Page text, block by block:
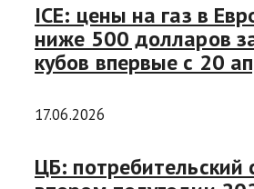
ICE: цены на газ в
ниже 500 долларов
кубов впервые с 20
17.06.2026
ЦБ: потребительский